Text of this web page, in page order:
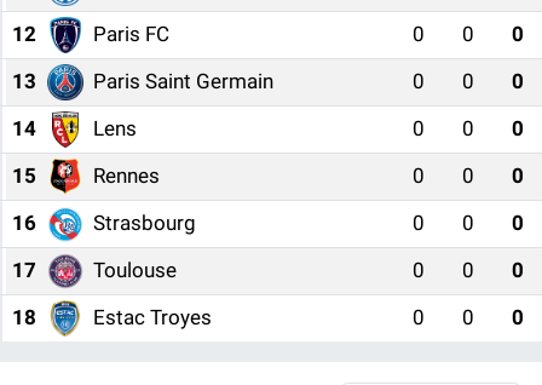
12
Paris FC 0 0
0
13
Paris Saint Germain 0 0
0
14
Lens 0 0
0
15
Rennes 0 0
0
16
Strasbourg 0 0
0
17
Toulouse 0 0
0
18
Estac Troyes 0 0 0